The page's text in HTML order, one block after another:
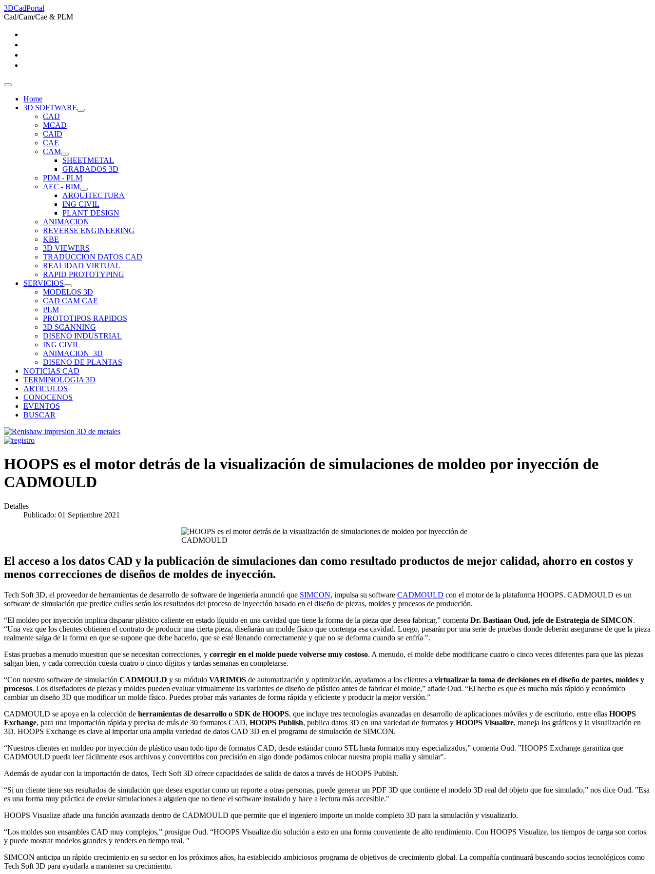
3DCadPortal
Cad/Cam/Cae & PLM
Home
3D SOFTWARE
CAD
MCAD
CAID
CAE
CAM
SHEETMETAL
GRABADOS 3D
PDM - PLM
AEC - BIM
ARQUITECTURA
ING CIVIL
PLANT DESIGN
ANIMACION
REVERSE ENGINEERING
KBE
3D VIEWERS
TRADUCCION DATOS CAD
REALIDAD VIRTUAL
RAPID PROTOTYPING
SERVICIOS
MODELOS 3D
CAD CAM CAE
PLM
PROTOTIPOS RAPIDOS
3D SCANNING
DISENO INDUSTRIAL
ING CIVIL
ANIMACION_3D
DISENO DE PLANTAS
NOTICIAS CAD
TERMINOLOGIA 3D
ARTICULOS
CONOCENOS
EVENTOS
BUSCAR
HOOPS es el motor detrás de la visualización de simulaciones de moldeo por inyección de
CADMOULD
Detalles
Publicado: 01 Septiembre 2021
El acceso a los datos CAD y la publicación de simulaciones dan como resultado productos de mejor calidad, ahorro en costos y
menos correcciones de diseños de moldes de inyección.
Tech Soft 3D, el proveedor de herramientas de desarrollo de software de ingeniería anunció que SIMCON, impulsa su software CADMOULD con el motor de la plataforma HOOPS. CADMOULD es un
software de simulación que predice cuáles serán los resultados del proceso de inyección basado en el diseño de piezas, moldes y procesos de producción.
“El moldeo por inyección implica disparar plástico caliente en estado líquido en una cavidad que tiene la forma de la pieza que desea fabricar,” comenta Dr. Bastiaan Oud, jefe de Estrategia de SIMCON.
“Una vez que los clientes obtienen el contrato de producir una cierta pieza, diseñarán un molde físico que contenga esa cavidad. Luego, pasarán por una serie de pruebas donde deberán asegurarse de que la pieza
realmente salga de la forma en que se supone que debe hacerlo, que se esté llenando correctamente y que no se deforma cuando se enfría ".
Estas pruebas a menudo muestran que se necesitan correcciones, y corregir en el molde puede volverse muy costoso. A menudo, el molde debe modificarse cuatro o cinco veces diferentes para que las piezas
salgan bien, y cada corrección cuesta cuatro o cinco dígitos y tardas semanas en completarse.
“Con nuestro software de simulación CADMOULD y su módulo VARIMOS de automatización y optimización, ayudamos a los clientes a virtualizar la toma de decisiones en el diseño de partes, moldes y
procesos. Los diseñadores de piezas y moldes pueden evaluar virtualmente las variantes de diseño de plástico antes de fabricar el molde,” añade Oud. “El hecho es que es mucho más rápido y económico
cambiar un diseño 3D que modificar un molde físico. Puedes probar más variantes de forma rápida y eficiente y producir la mejor versión.”
CADMOULD se apoya en la colección de herramientas de desarrollo o SDK de HOOPS, que incluye tres tecnologías avanzadas en desarrollo de aplicaciones móviles y de escritorio, entre ellas HOOPS
Exchange, para una importación rápida y precisa de más de 30 formatos CAD, HOOPS Publish, publica datos 3D en una variedad de formatos y HOOPS Visualize, maneja los gráficos y la visualización en
3D. HOOPS Exchange es clave al importar una amplia variedad de datos CAD 3D en el programa de simulación de SIMCON.
“Nuestros clientes en moldeo por inyección de plástico usan todo tipo de formatos CAD, desde estándar como STL hasta formatos muy especializados,” comenta Oud. "HOOPS Exchange garantiza que
CADMOULD pueda leer fácilmente esos archivos y convertirlos con precisión en algo donde podamos colocar nuestra propia malla y simular".
Además de ayudar con la importación de datos, Tech Soft 3D ofrece capacidades de salida de datos a través de HOOPS Publish.
“Si un cliente tiene sus resultados de simulación que desea exportar como un reporte a otras personas, puede generar un PDF 3D que contiene el modelo 3D real del objeto que fue simulado,” nos dice Oud. "Esa
es una forma muy práctica de enviar simulaciones a alguien que no tiene el software instalado y hace a lectura más accesible."
HOOPS Visualize añade una función avanzada dentro de CADMOULD que permite que el ingeniero importe un molde completo 3D para la simulación y visualizarlo.
“Los moldes son ensambles CAD muy complejos,” prosigue Oud. “HOOPS Visualize dio solución a esto en una forma conveniente de alto rendimiento. Con HOOPS Visualize, los tiempos de carga son cortos
y puede mostrar modelos grandes y renders en tiempo real. "
SIMCON anticipa un rápido crecimiento en su sector en los próximos años, ha establecido ambiciosos programa de objetivos de crecimiento global. La compañía continuará buscando socios tecnológicos como
Tech Soft 3D para ayudarla a mantener su crecimiento.